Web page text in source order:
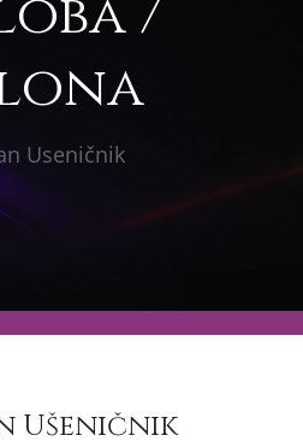
/
Useničnik
Ušeničnik